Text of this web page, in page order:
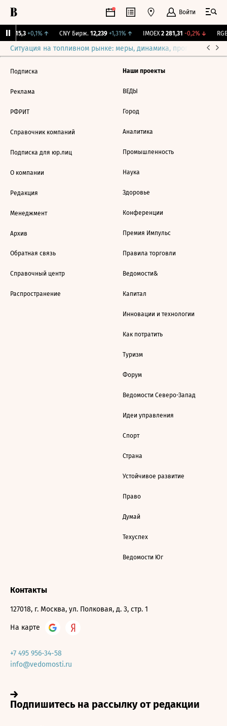
Войти
115,3 +0,1%↑ CNY Бирж. 12,239 +1,31%↑ IMOEX 2 281,31 -0,2%↓
Ситуация на топливном рынке: меры, динамика, прогнозы
Подписка
Реклама
РФРИТ
Справочник компаний
Подписка для юр.лиц
О компании
Редакция
Менеджмент
Архив
Обратная связь
Справочный центр
Распространение
Наши проекты
ВЕДЫ
Город
Аналитика
Промышленность
Наука
Здоровье
Конференции
Премия Импульс
Правила торговли
Ведомости&
Капитал
Инновации и технологии
Как потратить
Туризм
Форум
Ведомости Северо-Запад
Идеи управления
Спорт
Страна
Устойчивое развитие
Право
Думай
Техуспех
Ведомости Юг
Контакты
127018, г. Москва, ул. Полковая, д. 3, стр. 1
На карте
+7 495 956-34-58
info@vedomosti.ru